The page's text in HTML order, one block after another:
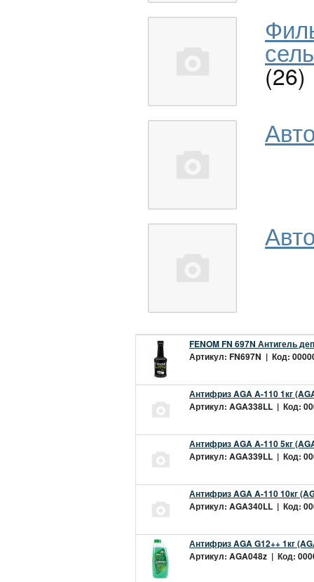
(26)
FENOM FN 697N Антигель
Артикул: FN697N | Код:
Антифриз AGA A-110 1кг
Артикул: AGA338LL | Код:
Антифриз AGA A-110 5кг
Артикул: AGA339LL | Код:
Антифриз AGA A-110 10кг
Артикул: AGA340LL | Код:
Антифриз AGA G12++ 1кг
Артикул: AGA048z | Код: